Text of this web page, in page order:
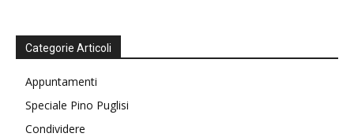
Categorie Articoli
Appuntamenti
Speciale Pino Puglisi
Condividere